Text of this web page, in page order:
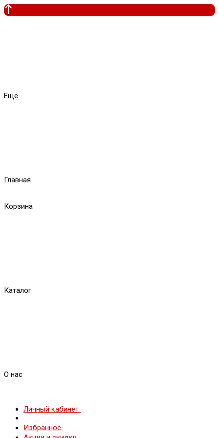
Еще
Главная
Корзина
Каталог
О нас
Личный кабинет
Избранное